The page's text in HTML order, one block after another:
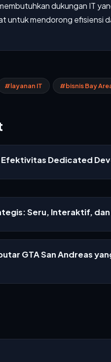
dukungan IT
untuk mendorong efisiensi
#layanan IT #bisnis Bay
Efektivitas Dedicated
Seru, Interaktif, dan
GTA San Andreas